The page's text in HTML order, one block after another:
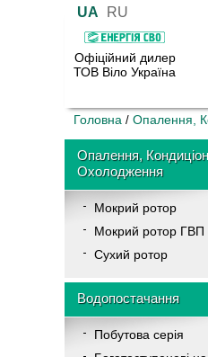
UA RU
Офіційний дилер
ТОВ Віло Україна
Головна / Опалення,
Опалення,
Охолодження
Мокрий ротор
Мокрий ротор ГВП
Сухий ротор
Водопостачання
Побутова серія